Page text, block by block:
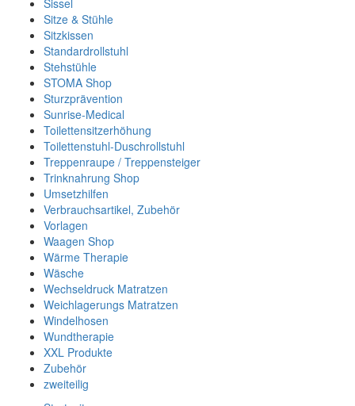
Sissel
Sitze & Stühle
Sitzkissen
Standardrollstuhl
Stehstühle
STOMA Shop
Sturzprävention
Sunrise-Medical
Toilettensitzerhöhung
Toilettenstuhl-Duschrollstuhl
Treppenraupe / Treppensteiger
Trinknahrung Shop
Umsetzhilfen
Verbrauchsartikel, Zubehör
Vorlagen
Waagen Shop
Wärme Therapie
Wäsche
Wechseldruck Matratzen
Weichlagerungs Matratzen
Windelhosen
Wundtherapie
XXL Produkte
Zubehör
zweiteilig